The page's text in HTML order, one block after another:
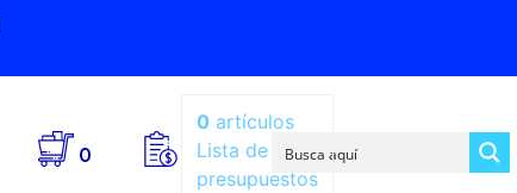
0
0 artículos
Lista de
presupuestos